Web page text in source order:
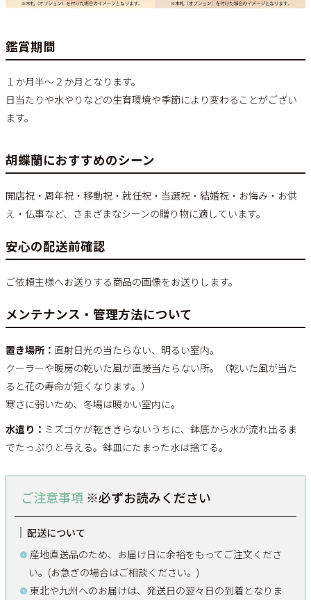
鑑賞期間
１か月半～２か月となります。
日当たりや水やりなどの生育環境や季節により変わることがござい
ます。
胡蝶蘭におすすめのシーン
開店祝・周年祝・移動祝・就任祝・当選祝・結婚祝・お悔み・お供
え・仏事など、さまざまなシーンの贈り物に適しています。
安心の配送前確認
ご依頼主様へお送りする商品の画像をお送りします。
メンテナンス・管理方法について
置き場所： 直射日光の当たらない、明るい室内。
クーラーや暖房の乾いた風が直接当たらない所。（乾いた風が当た
ると花の寿命が短くなります。）
寒さに弱いため、冬場は暖かい室内に。
水遣り： ミズゴケが乾ききらないうちに、鉢底から水が流れ出るま
でたっぷりと与える。鉢皿にたまった水は捨てる。
ご注意事項 ※必ずお読みください
配送について
産地直送品のため、お届け日に余裕をもってご注文くださ
い。(お急ぎの場合はご相談ください。)
東北や九州へのお届けは、発送日の翌々日の到着となりま